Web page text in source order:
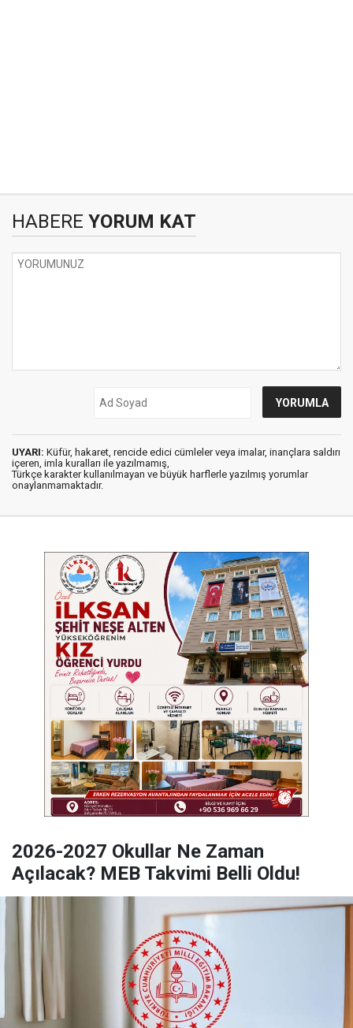
HABERE YORUM KAT
UYARI: Küfür, hakaret, rencide edici cümleler veya imalar, inançlara saldırı
içeren, imla kuralları ile yazılmamış,
Türkçe karakter kullanılmayan ve büyük harflerle yazılmış yorumlar
onaylanmamaktadır.
2026-2027 Okullar Ne Zaman
Açılacak? MEB Takvimi Belli Oldu!